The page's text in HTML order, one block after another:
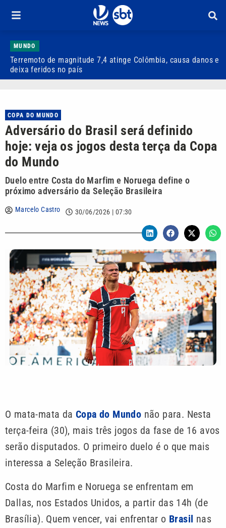
MUNDO
Terremoto de magnitude 7,4 atinge Colômbia, causa danos e
deixa feridos no país
COPA DO MUNDO
Adversário do Brasil será definido
hoje: veja os jogos desta terça da Copa
do Mundo
Duelo entre Costa do Marfim e Noruega define o
próximo adversário da Seleção Brasileira
Marcelo Castro 30/06/2026 | 07:30
O mata-mata da Copa do Mundo não para. Nesta
terça-feira (30), mais três jogos da fase de 16 avos
serão disputados. O primeiro duelo é o que mais
interessa a Seleção Brasileira.
Costa do Marfim e Noruega se enfrentam em
Dallas, nos Estados Unidos, a partir das 14h (de
Brasília). Quem vencer, vai enfrentar o Brasil nas